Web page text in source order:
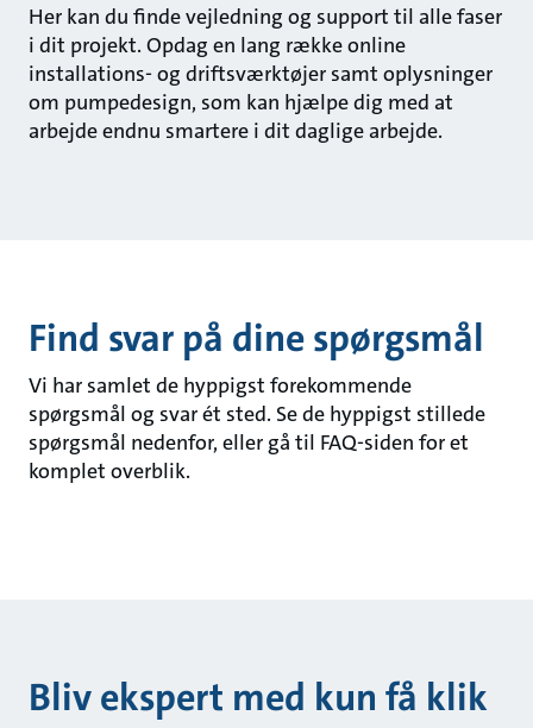
Her kan du finde vejledning og support til alle faser
i dit projekt. Opdag en lang række online
installations- og driftsværktøjer samt oplysninger
om pumpedesign, som kan hjælpe dig med at
arbejde endnu smartere i dit daglige arbejde.
Find svar på dine spørgsmål
Vi har samlet de hyppigst forekommende
spørgsmål og svar ét sted. Se de hyppigst stillede
spørgsmål nedenfor, eller gå til FAQ-siden for et
komplet overblik.
Bliv ekspert med kun få klik